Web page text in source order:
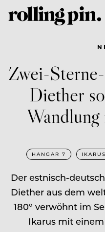
Zwei-
Diether
HANGAR 7 IKARUS
Der estnisch-
Diether aus dem
180° verwöhnt im
Ikarus mit